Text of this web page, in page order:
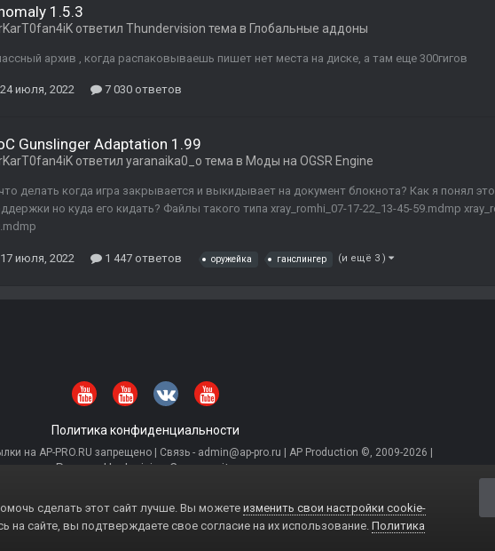
1.5.3
ответил Thundervision тема в Глобальные аддоны
архив , когда распаковываешь пишет нет места на диске, а там еще 300гигов
24 июля, 2022 7 030 ответов
Gunslinger Adaptation 1.99
ответил yaranaika0_o тема в Моды на OGSR Engine
делать когда игра закрывается и выкидывает на документ блокнота? Как я понял
но куда его кидать? Файлы такого типа xray_romhi_07-17-22_13-45-59.mdmp
17 июля, 2022 1 447 ответов оружейка ганслингер (и ещё 3 )
Политика конфиденциальности
на AP-PRO.RU запрещено | Связь - admin@ap-pro.ru | AP Production ©, 2009-2026 |
Powered by Invision Community
сделать этот сайт лучше. Вы можетеизменить свои настройки cookie-
на сайте, вы подтверждаете свое согласие на их использование. Политика